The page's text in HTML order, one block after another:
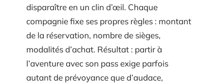
disparaître en un clin d’œil. Chaque
compagnie fixe ses propres règles : montant
de la réservation, nombre de sièges,
modalités d’achat. Résultat : partir à
l’aventure avec son pass exige parfois
autant de prévoyance que d’audace,